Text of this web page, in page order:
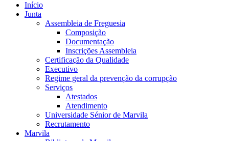
Início
Junta
Assembleia de Freguesia
Composição
Documentação
Inscrições Assembleia
Certificação da Qualidade
Executivo
Regime geral da prevenção da corrupção
Serviços
Atestados
Atendimento
Universidade Sénior de Marvila
Recrutamento
Marvila